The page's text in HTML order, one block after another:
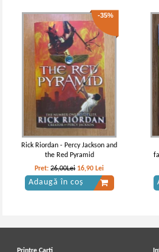
-35%
Rick Riordan - Percy Jackson and
the Red Pyramid
Pret:26,00Lei 16,90 Lei
Adaugă în coș